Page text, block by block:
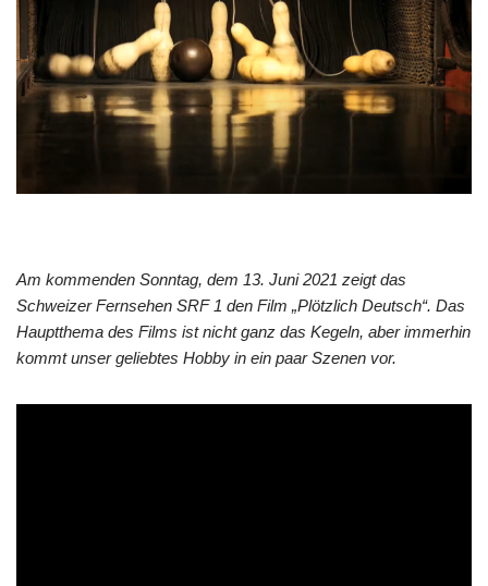
Am kommenden Sonntag, dem 13. Juni 2021 zeigt das
Schweizer Fernsehen SRF 1 den Film „Plötzlich Deutsch“. Das
Hauptthema des Films ist nicht ganz das Kegeln, aber immerhin
kommt unser geliebtes Hobby in ein paar Szenen vor.